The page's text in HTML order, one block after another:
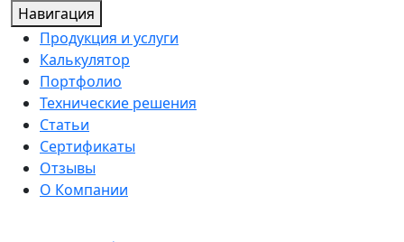
Навигация
Продукция и услуги
Калькулятор
Портфолио
Технические решения
Статьи
Сертификаты
Отзывы
О Компании